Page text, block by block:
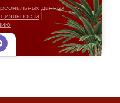
данных